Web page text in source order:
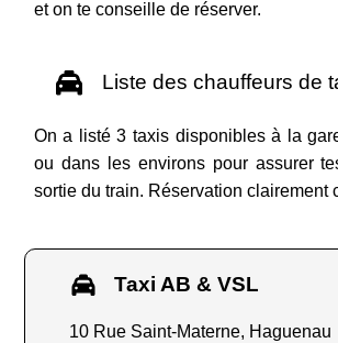
et on te conseille de réserver.
Liste des chauffeurs de
On a listé 3 taxis disponibles à la
ou dans les environs pour assurer
sortie du train. Réservation clairement
Taxi AB & VSL
10 Rue Saint-Materne, Haguenau